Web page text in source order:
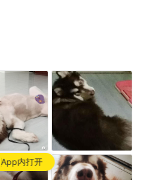
App内打开